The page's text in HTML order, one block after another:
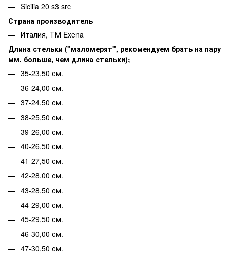
Sicilia 20 s3 src
Страна производитель
Италия, ТМ Exena
Длина стельки ("маломерят", рекомендуем брать на пару
мм. больше, чем длина стельки);
35-23,50 см.
36-24,00 см.
37-24,50 см.
38-25,50 см.
39-26,00 см.
40-26,50 см.
41-27,50 см.
42-28,00 см.
43-28,50 см.
44-29,00 см.
45-29,50 см.
46-30,00 см.
47-30,50 см.